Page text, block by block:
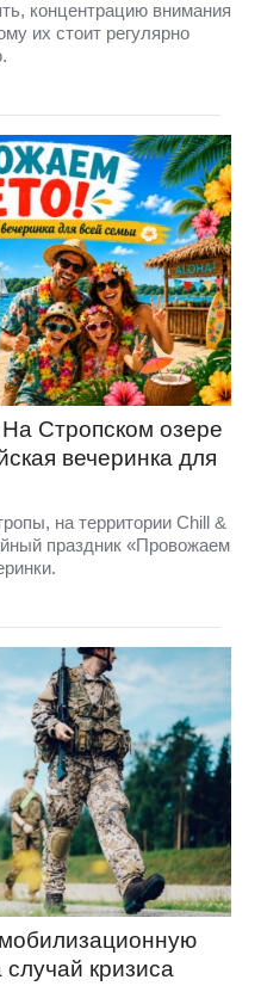
концентрацию внимания
их стоит регулярно
Стропском озере
вечеринка для
на территории Chill &
праздник «Провожаем
случай кризиса